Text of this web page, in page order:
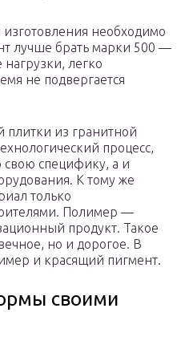
необходимо
лучше брать марки 500 —
легко
не подвергается
плитки из гранитной
процесс,
свою специфику, а и
К тому же
только
Полимер —
продукт. Такое
но и дорогое. В
и красящий пигмент.
своими